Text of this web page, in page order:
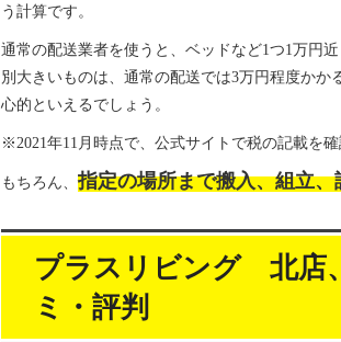
う計算です。
通常の配送業者を使うと、ベッドなど1つ1万円
別大きいものは、通常の配送では3万円程度か
心的といえるでしょう。
※2021年11月時点で、公式サイトで税の記載を確
もちろん、指定の場所まで搬入、組立、
プラスリビング 北店
ミ・評判